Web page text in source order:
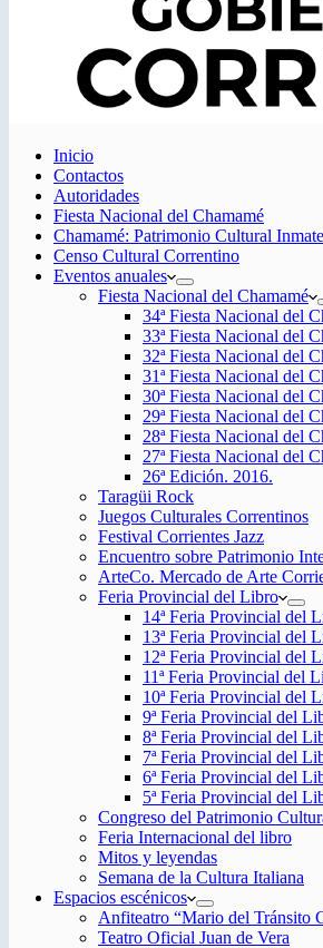
Inicio
Contactos
Autoridades
Fiesta Nacional del Chamamé
Chamamé: Patrimonio Cultural
Censo Cultural Correntino
Eventos anuales
Fiesta Nacional del Chamamé
34ª Fiesta Nacional del
33ª Fiesta Nacional del
32ª Fiesta Nacional del
31ª Fiesta Nacional del
30ª Fiesta Nacional del
29ª Fiesta Nacional del
28ª Fiesta Nacional del
27ª Fiesta Nacional del
26ª Edición. 2016.
Taragüi Rock
Juegos Culturales Correntinos
Festival Corrientes Jazz
Encuentro sobre Patrimonio
ArteCo. Mercado de Arte
Feria Provincial del Libro
14ª Feria Provincial del
13ª Feria Provincial del
12ª Feria Provincial del
11ª Feria Provincial del
10ª Feria Provincial del
9ª Feria Provincial del
8ª Feria Provincial del
7ª Feria Provincial del
6ª Feria Provincial del
5ª Feria Provincial del
Congreso del Patrimonio
Feria Internacional del libro
Mitos y leyendas
Semana de la Cultura Italiana
Espacios escénicos
Anfiteatro “Mario del Tránsito
Teatro Oficial Juan de Vera